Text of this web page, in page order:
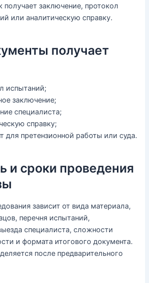
получает заключение, протокол
или аналитическую справку.
получает
испытаний;
заключение;
специалиста;
справку;
для претензионной работы или суда.
и сроки проведения
зависит от вида материала,
перечня испытаний,
специалиста, сложности
и формата итогового документа.
после предварительного